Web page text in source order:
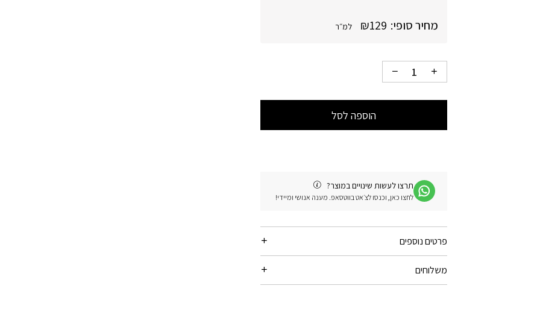
מחיר סופי: ₪129 למ״ר
הוספה לסל
תרצו לעשות שינויים במוצר?
לחצו כאן, וכנסו לצ׳אט בווטסאפ. מענה אנושי ומיידי!
פרטים נוספים
משלוחים